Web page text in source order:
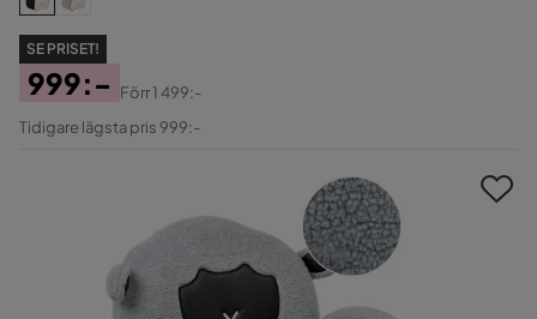
SE PRISET!
Pris
999:-
Original
Förr1 499:-
Tidigare lägsta pris 999:-